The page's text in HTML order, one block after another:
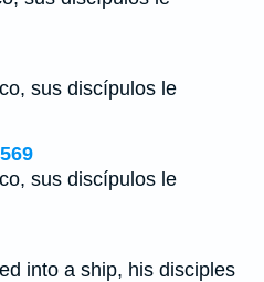
sus discípulos le
sus discípulos le
into a ship, his disciples